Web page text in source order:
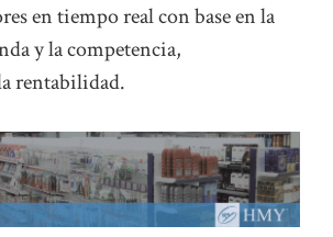
en tiempo real con base en la
y la competencia,
rentabilidad.